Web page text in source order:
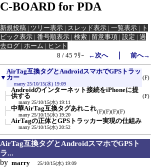
C-BOARD for PDA
新規投稿 | ツリー表示 | スレッド表示 | 一覧表示 | ト
ピック表示 | 番号順表示 | 検索 | 留意事項 | 設定 | 過
去ログ | ホーム | ヒント
8 / 45 ﾂﾘｰ
←次へ｜ 前へ→
▼
AirTag互換タグとAndroidスマホでGPSトラッ
カー
marry 25/10/15(水) 19:09
(F)
Androidのインターネット接続をiPhoneに提
供する
marry 25/10/15(水) 19:11
(F)
中華AirTag互換タグあれこれ
marry 25/10/15(水) 19:20
(F)(F)(F)(F)
AirTagの正体とGPSトラッカー実現の仕組み
marry 25/10/15(水) 20:52
AirTag互換タグとAndroidスマホでGPSト
ラ...
by marry 25/10/15(水) 19:09